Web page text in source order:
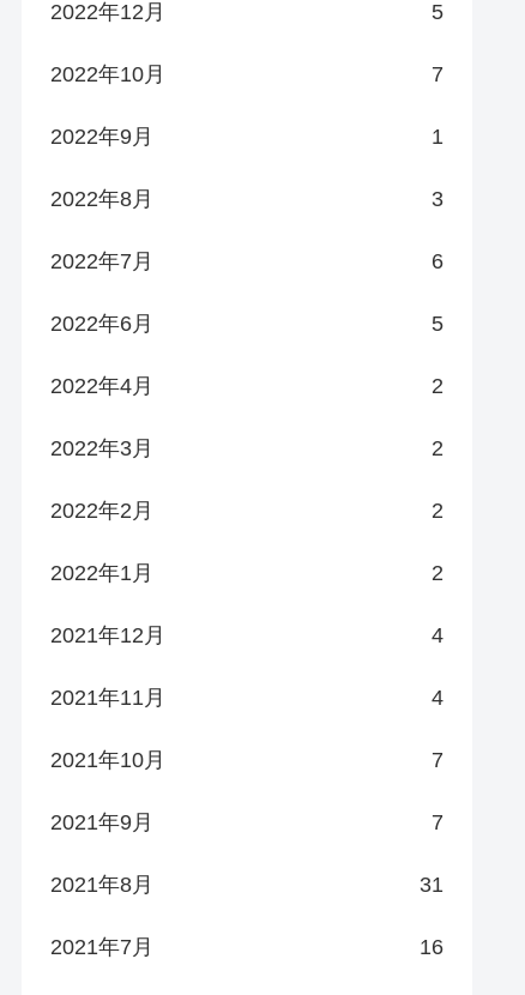
2022年12月 5
2022年10月 7
2022年9月 1
2022年8月 3
2022年7月 6
2022年6月 5
2022年4月 2
2022年3月 2
2022年2月 2
2022年1月 2
2021年12月 4
2021年11月 4
2021年10月 7
2021年9月 7
2021年8月 31
2021年7月 16